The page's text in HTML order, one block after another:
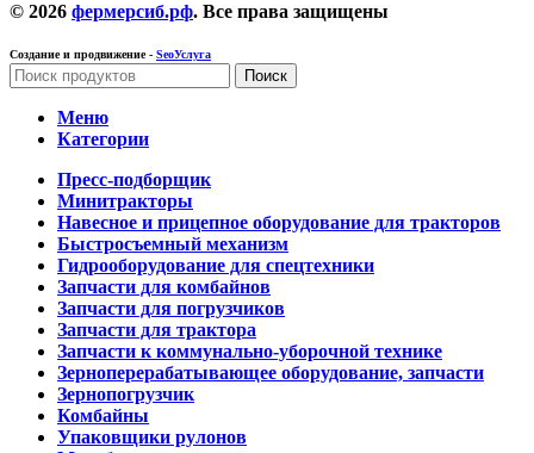
© 2026 фермерсиб.рф. Все права защищены
Создание и продвижение - SeoУслуга
Поиск
Меню
Категории
Пресс-подборщик
Минитракторы
Навесное и прицепное оборудование для тракторов
Быстросъемный механизм
Гидрооборудование для спецтехники
Запчасти для комбайнов
Запчасти для погрузчиков
Запчасти для трактора
Запчасти к коммунально-уборочной технике
Зерноперерабатывающее оборудование, запчасти
Зернопогрузчик
Комбайны
Упаковщики рулонов